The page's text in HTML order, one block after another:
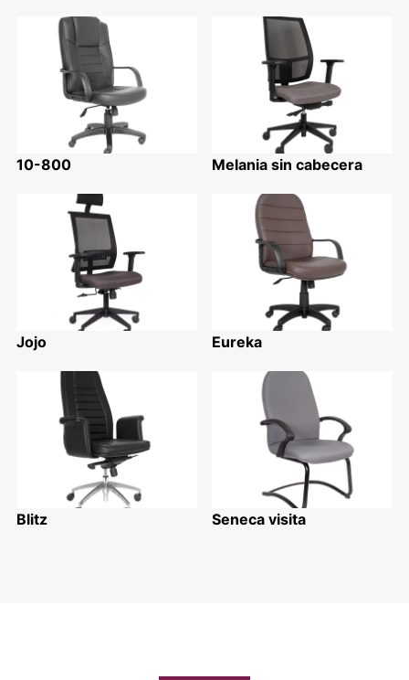
10-800 Melania sin cabecera
Jojo Eureka
Blitz Seneca visita